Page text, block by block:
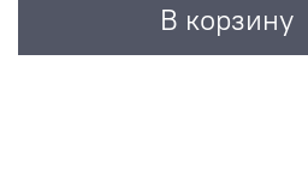
В корзину